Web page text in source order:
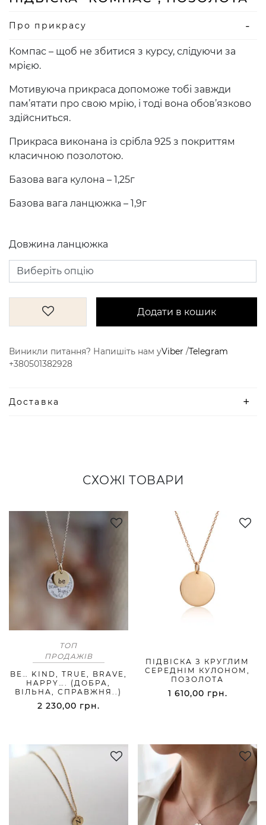
Про прикрасу
Компас – щоб не збитися з курсу, слідуючи за
мрією.
Мотивуюча прикраса допоможе тобі завжди
пам’ятати про свою мрію, і тоді вона обов’язково
здійсниться.
Прикраса виконана із срібла 925 з покриттям
класичною позолотою.
Базова вага кулона – 1,25г
Базова вага ланцюжка – 1,9г
Довжина ланцюжка
Додати в кошик
Виникли питання? Напишіть нам уViber /Telegram
+380501382928
Доставка
СХОЖІ ТОВАРИ
ТОП
ПРОДАЖІВ
BE… KIND, TRUE, BRAVE,
HAPPY…. (ДОБРА,
ВІЛЬНА, СПРАВЖНЯ..)
2 230,00 грн.
ПІДВІСКА З КРУГЛИМ
СЕРЕДНІМ КУЛОНОМ,
ПОЗОЛОТА
1 610,00 грн.